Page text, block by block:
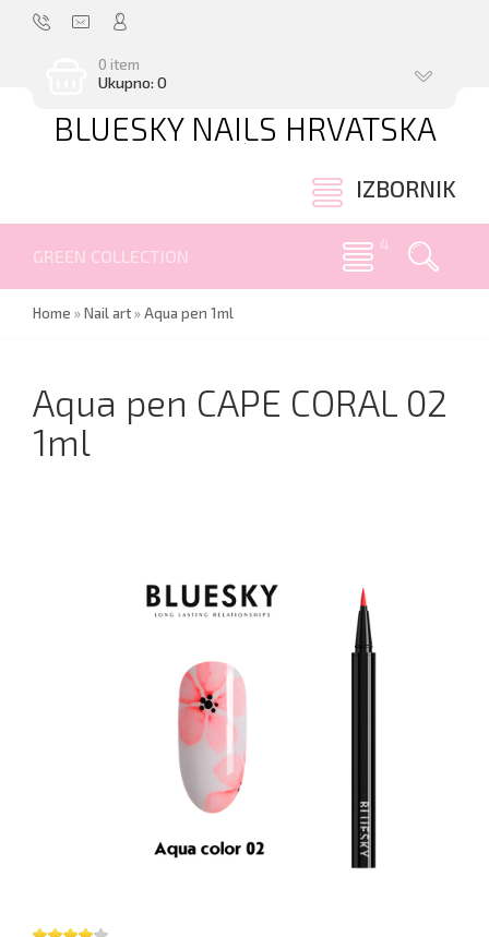
0 item
Ukupno: 0
BLUESKY NAILS HRVATSKA
.
IZBORNIK
GREEN COLLECTION
Home »Nail art»Aqua pen 1ml
Aqua pen CAPE CORAL 02
1ml